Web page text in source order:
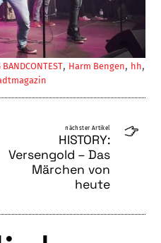
BANDCONTEST, Harm Bengen, hh,
nächster Artikel
HISTORY:
Versengold – Das
Märchen von
heute